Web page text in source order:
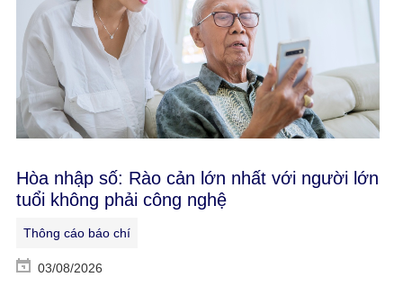
Hòa nhập số: Rào cản lớn nhất với người lớn
tuổi không phải công nghệ
Thông cáo báo chí
03/08/2026